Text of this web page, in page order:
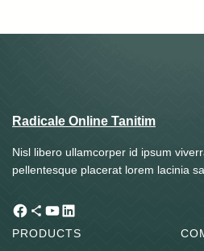
Radicale Online Tanitim
Nisl libero ullamcorper id ipsum
pellentesque placerat lorem lacinia
Facebook Share Icon YouTube LinkedIn
PRODUCTS